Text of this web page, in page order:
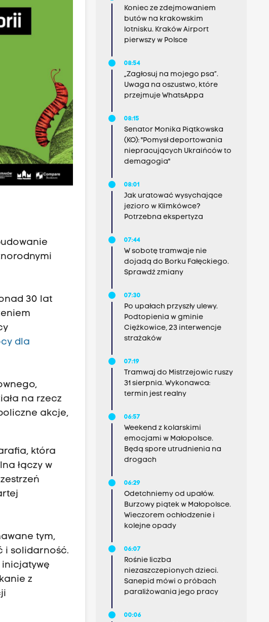
30 lat
dla
na rzecz
akcje,
która
łączy w
tym,
i solidarność.
inicjatywę
z
Koniec ze zdejmowaniem
butów na krakowskim
lotnisku. Kraków Airport
pierwszy w Polsce
08:54
„Zagłosuj na mojego psa”.
Uwaga na oszustwo, które
przejmuje WhatsAppa
08:15
Senator Monika Piątkowska
(KO): "Pomysł deportowania
niepracujących Ukraińców to
demagogia"
08:01
Jak uratować wysychające
jezioro w Klimkówce?
Potrzebna ekspertyza
07:44
W sobotę tramwaje nie
dojadą do Borku Fałęckiego.
Sprawdź zmiany
07:30
Po upałach przyszły ulewy.
Podtopienia w gminie
Ciężkowice, 23 interwencje
strażaków
07:19
Tramwaj do Mistrzejowic ruszy
31 sierpnia. Wykonawca:
termin jest realny
06:57
Weekend z kolarskimi
emocjami w Małopolsce.
Będą spore utrudnienia na
drogach
06:29
Odetchniemy od upałów.
Burzowy piątek w Małopolsce.
Wieczorem ochłodzenie i
kolejne opady
06:07
Rośnie liczba
niezaszczepionych dzieci.
Sanepid mówi o próbach
paraliżowania jego pracy
00:06